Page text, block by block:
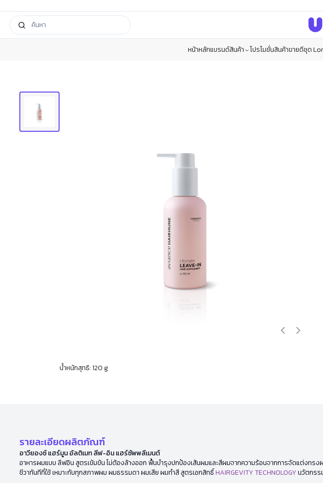
หน้าหลักแบรนด์สินค้า โปรโมชั่นสินค้าขายดีชุด
น้ำหนักสุทธิ: 120 g
รายละเอียดผลิตภัณฑ์
อาวียองซ์ แฮร์มูน อัลติเมท ลีฟ-อิน แฮร์ซัพพลีเมนต์
อาหารผมแบบ ลีฟอิน สูตรเข้มข้น ไม่ต้องล้างออก ฟื้นบำรุงปกป้องเส้นผมและสีผมจากความร้อนจากการจัดแต่งทร
ชีวาทันทีที่ใช้ เหมาะกับทุกสภาพผม ผมธรรมดา ผมเสีย ผมทำสี สูตรเอกสิทธิ์HAIRGEVITY TECHNOLOGYนวัตกรร